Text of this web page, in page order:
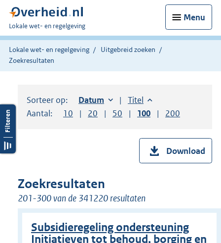
Menu
U
bent
hier:
Lokale wet- en regelgeving
Lokale wet- en regelgeving
Uitgebreid zoeken
Zoekresultaten
Sorteer op: Sorteer op:
Datum oplopendSorteer op:
Titel oplopend
Aantal:
Toon
10 resultaten per pagina
Toon
20 resultaten per pagina
Toon
50 resultaten per pagina
Toon
100 resultaten per
Toon
200
Download
Zoekresultaten
201-300 van de 341220 resultaten
Subsidieregeling ondersteuning
Initiatieven tot behoud, borging en